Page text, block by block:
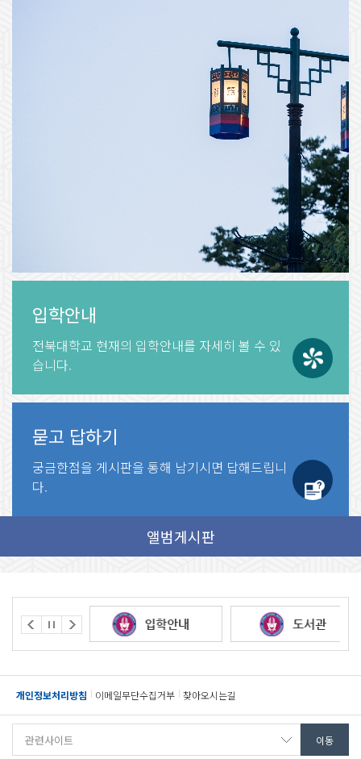
입학안내
전북대학교 현재의 입학안내를 자세히 볼 수 있
습니다.
묻고 답하기
궁금한점을 게시판을 통해 남기시면 답해드립니
다.
개인정보처리방침 이메일무단수집거부 찾아오시는길